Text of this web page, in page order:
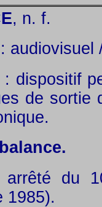
, n. f.
: audiovisuel
: dispositif
de sortie
balance.
du
1985).